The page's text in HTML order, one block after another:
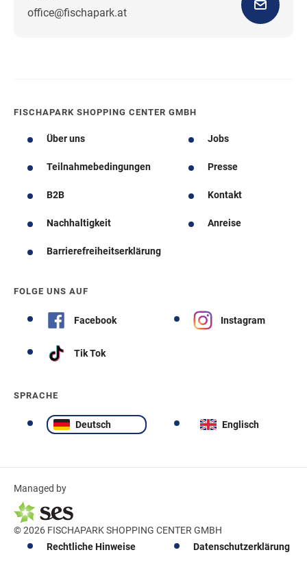
office@fischapark.atWegbeschreibung
FISCHAPARK SHOPPING CENTER GMBH
Über uns Jobs
Teilnahmebedingungen Presse
B2B Kontakt
Nachhaltigkeit Anreise
Barrierefreiheitserklärung
FOLGE UNS AUF
Facebook Instagram
Tik Tok
SPRACHE
Deutsch Englisch
Managed by
© 2026 FISCHAPARK SHOPPING CENTER GMBH
Rechtliche Hinweise
Datenschutzerklärung